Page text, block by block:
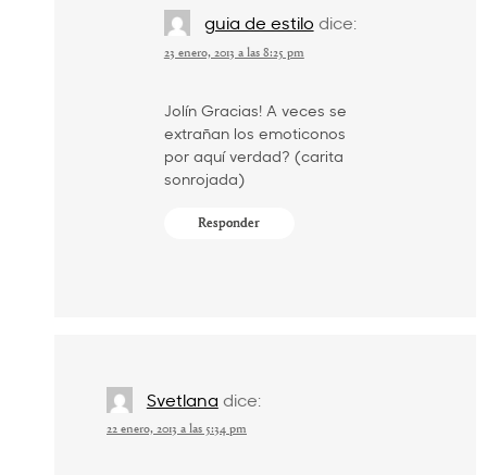
guia de estilo dice:
23 enero, 2013 a las 8:25 pm
Jolín Gracias! A veces se
extrañan los emoticonos
por aquí verdad? (carita
sonrojada)
Responder
Svetlana dice:
22 enero, 2013 a las 5:34 pm